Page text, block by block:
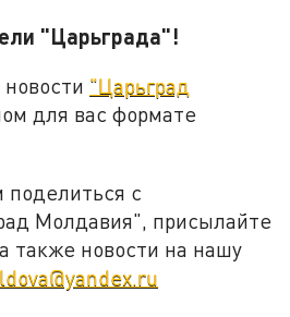
"Царьграда"!
"Царьград
для вас формате
поделиться с
Молдавия", присылайте
также новости на нашу